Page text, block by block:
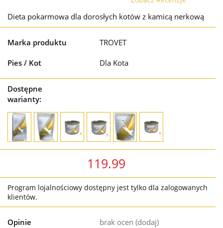
Dieta pokarmowa dla dorosłych kotów z kamicą nerkową
Marka produktu TROVET
Pies / Kot Dla Kota
Dostępne
warianty:
119.99
Program lojalnościowy dostępny jest tylko dla zalogowanych
klientów.
Opinie brak ocen (dodaj)